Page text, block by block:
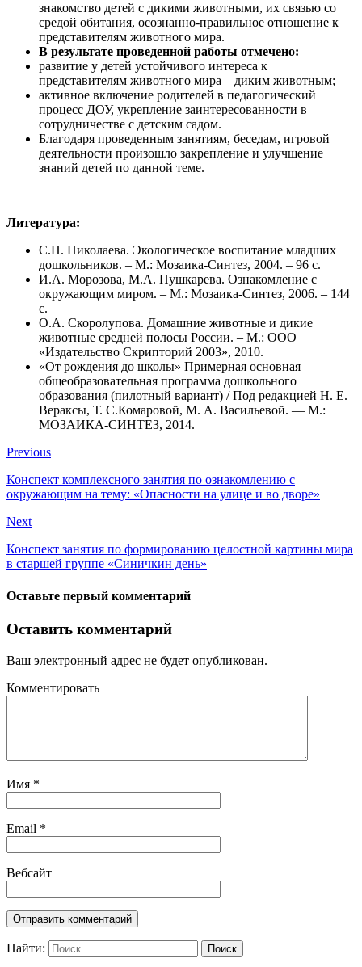
знакомство детей с дикими животными, их связью со
средой обитания, осознанно-правильное отношение к
представителям животного мира.
В результате проведенной работы отмечено:
развитие у детей устойчивого интереса к
представителям животного мира – диким животным;
активное включение родителей в педагогический
процесс ДОУ, укрепление заинтересованности в
сотрудничестве с детским садом.
Благодаря проведенным занятиям, беседам, игровой
деятельности произошло закрепление и улучшение
знаний детей по данной теме.
Литература:
С.Н. Николаева. Экологическое воспитание младших
дошкольников. – М.: Мозаика-Синтез, 2004. – 96 с.
И.А. Морозова, М.А. Пушкарева. Ознакомление с
окружающим миром. – М.: Мозаика-Синтез, 2006. – 144
с.
О.А. Скоролупова. Домашние животные и дикие
животные средней полосы России. – М.: ООО
«Издательство Скрипторий 2003», 2010.
«От рождения до школы» Примерная основная
общеобразовательная программа дошкольного
образования (пилотный вариант) / Под редакцией Н. Е.
Вераксы, Т. С.Комаровой, М. А. Васильевой. — М.:
МОЗАИКА-СИНТЕЗ, 2014.
Previous
Конспект комплексного занятия по ознакомлению с
окружающим на тему: «Опасности на улице и во дворе»
Next
Конспект занятия по формированию целостной картины мира
в старшей группе «Синичкин день»
Оставьте первый комментарий
Оставить комментарий
Ваш электронный адрес не будет опубликован.
Комментировать
Имя *
Email *
Вебсайт
Найти: